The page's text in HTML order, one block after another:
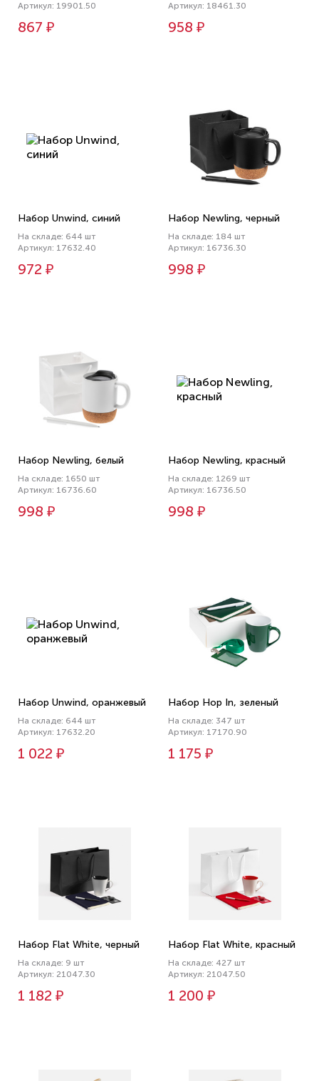
Артикул: 19901.50
867 ₽
Артикул: 18461.30
958 ₽
Набор Unwind, синий
На складе: 644 шт
Артикул: 17632.40
972 ₽
Набор Newling, черный
На складе: 184 шт
Артикул: 16736.30
998 ₽
Набор Newling, белый
На складе: 1650 шт
Артикул: 16736.60
998 ₽
Набор Newling, красный
На складе: 1269 шт
Артикул: 16736.50
998 ₽
Набор Unwind, оранжевый
На складе: 644 шт
Артикул: 17632.20
1 022 ₽
Набор Hop In, зеленый
На складе: 347 шт
Артикул: 17170.90
1 175 ₽
Набор Flat White, черный
На складе: 9 шт
Артикул: 21047.30
1 182 ₽
Набор Flat White, красный
На складе: 427 шт
Артикул: 21047.50
1 200 ₽